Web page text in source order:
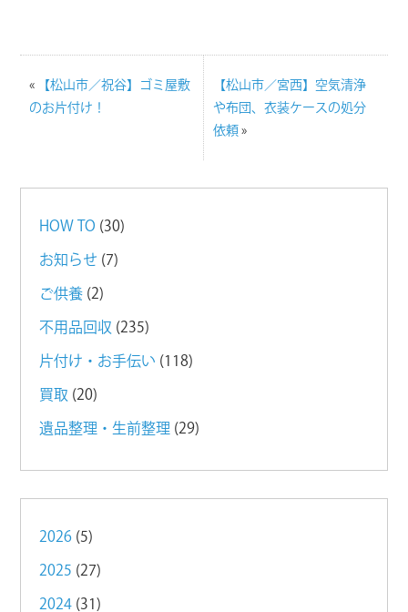
«
【松山市／祝谷】ゴミ屋敷
のお片付け！
【松山市／宮西】空気清浄
や布団、衣装ケースの処分
依頼 »
HOW TO (30)
お知らせ (7)
ご供養 (2)
不用品回収 (235)
片付け・お手伝い (118)
買取 (20)
遺品整理・生前整理 (29)
2026 (5)
2025 (27)
2024 (31)